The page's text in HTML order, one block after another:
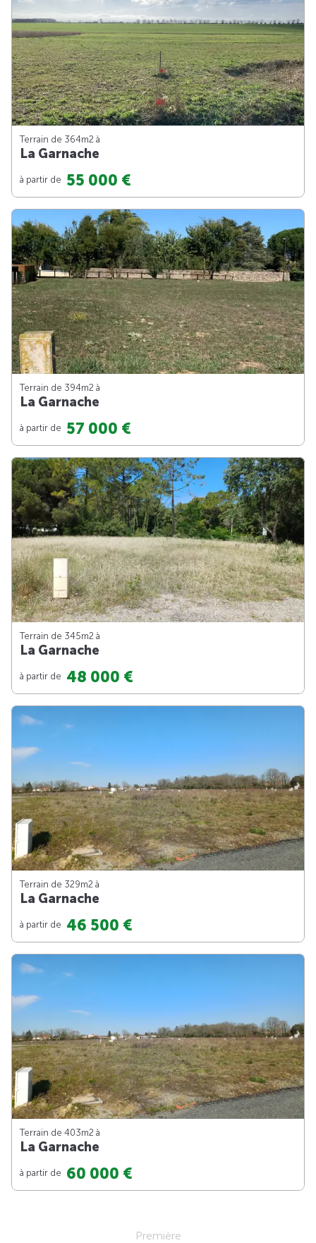
Terrain de 364m2 à
La Garnache
à partir de 55 000 €
Terrain de 394m2 à
La Garnache
à partir de 57 000 €
Terrain de 345m2 à
La Garnache
à partir de 48 000 €
Terrain de 329m2 à
La Garnache
à partir de 46 500 €
Terrain de 403m2 à
La Garnache
à partir de 60 000 €
Première